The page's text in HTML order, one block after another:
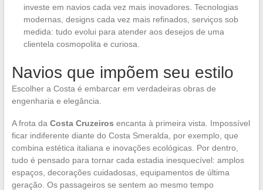
investe em navios cada vez mais inovadores. Tecnologias
modernas, designs cada vez mais refinados, serviços sob
medida: tudo evolui para atender aos desejos de uma
clientela cosmopolita e curiosa.
Navios que impõem seu estilo
Escolher a Costa é embarcar em verdadeiras obras de
engenharia e elegância.
A frota da Costa Cruzeiros encanta à primeira vista. Impossível
ficar indiferente diante do Costa Smeralda, por exemplo, que
combina estética italiana e inovações ecológicas. Por dentro,
tudo é pensado para tornar cada estadia inesquecível: amplos
espaços, decorações cuidadosas, equipamentos de última
geração. Os passageiros se sentem ao mesmo tempo